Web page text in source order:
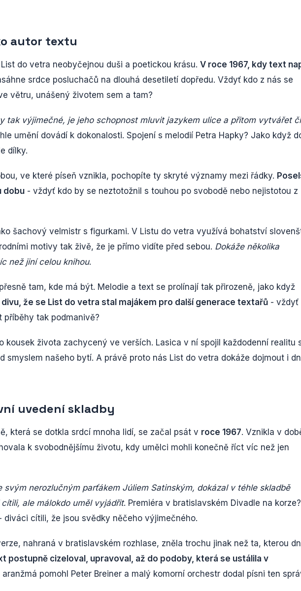
autor textu
do vetra neobyčejnou duši a poetickou krásu. V roce 1967, kdy text
srdce posluchačů na dlouhá desetiletí dopředu. Vždyť kdo z nás se
větru, unášený životem sem a tam?
tak výjimečné, je jeho schopnost mluvit jazykem ulice a přitom vytvářet
umění dovádí k dokonalosti. Spojení s melodií Petra Hapky? Jako když
dílky.
ve které píseň vznikla, pochopíte ty skryté významy mezi řádky.
dobu - vždyť kdo by se neztotožnil s touhou po svobodě nebo nejistotou z
šachový velmistr s figurkami. V Listu do vetra využívá bohatství
motivy tak živě, že je přímo vidíte před sebou. Dokáže několika
než jiní celou knihou.
tam, kde má být. Melodie a text se prolínají tak přirozeně, jako když
divu, že se List do vetra stal majákem pro další generace textařů - vždyť
tak podmanivě?
kousek života zachycený ve verších. Lasica v ní spojil každodenní realitu
smyslem našeho bytí. A právě proto nás List do vetra dokáže dojmout i
uvedení skladby
která se dotkla srdcí mnoha lidí, se začal psát v roce 1967. Vznikla v
k svobodnějšímu životu, kdy umělci mohli konečně říct víc než jen
svým nerozlučným parťákem Júliem Satinským, dokázal v téhle skladbě
ale málokdo uměl vyjádřit. Premiéra v bratislavském Divadle na
diváci cítili, že jsou svědky něčeho výjimečného.
nahraná v bratislavském rozhlase, zněla trochu jinak než ta, kterou
postupně cizeloval, upravoval, až do podoby, která se ustálila v
aranžmá pomohl Peter Breiner a malý komorní orchestr dodal písni ten